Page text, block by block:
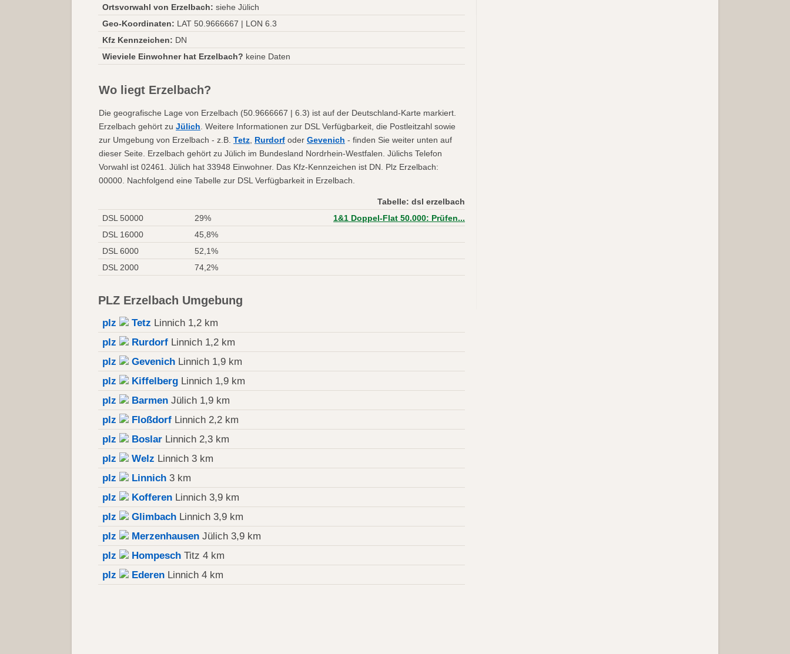
Ortsvorwahl von Erzelbach: siehe Jülich
Geo-Koordinaten: LAT 50.9666667 | LON 6.3
Kfz Kennzeichen: DN
Wieviele Einwohner hat Erzelbach? keine Daten
Wo liegt Erzelbach?
Die geografische Lage von Erzelbach (50.9666667 | 6.3) ist auf der Deutschland-Karte markiert.
Erzelbach gehört zu Jülich . Weitere Informationen zur DSL Verfügbarkeit, die Postleitzahl sowie
zur Umgebung von Erzelbach - z.B. Tetz Rurdorf oder Gevenich - finden Sie weiter unten auf
dieser Seite. Erzelbach gehört zu Jülich im Bundesland Nordrhein-Westfalen. Jülichs Telefon
Vorwahl ist 02461. Jülich hat 33948 Einwohner. Das Kfz-Kennzeichen ist DN. Plz Erzelbach:
00000. Nachfolgend eine Tabelle zur DSL Verfügbarkeit in Erzelbach.
Tabelle: dsl erzelbach
DSL 50000
29%
1&1 Doppel-Flat 50.000: Prüfen...
DSL 16000
45,8%
DSL 6000
52,1%
DSL 2000
74,2%
PLZ Erzelbach Umgebung
plz Tetz Linnich 1,2 km
plz
Rurdorf Linnich 1,2 km
plz
Gevenich Linnich 1,9 km
plz
Kiffelberg Linnich 1,9 km
plz
Barmen Jülich 1,9 km
plz
Floßdorf Linnich 2,2 km
plz
Boslar Linnich 2,3 km
plz
Welz Linnich 3 km
plz
Linnich 3 km
plz
Kofferen Linnich 3,9 km
plz
Glimbach Linnich 3,9 km
plz
Merzenhausen Jülich 3,9 km
plz
Hompesch Titz 4 km
plz
Ederen Linnich 4 km